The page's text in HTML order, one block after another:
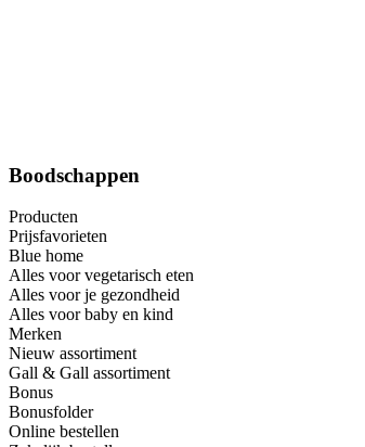
Boodschappen
Producten
Prijsfavorieten
Blue home
Alles voor vegetarisch eten
Alles voor je gezondheid
Alles voor baby en kind
Merken
Nieuw assortiment
Gall & Gall assortiment
Bonus
Bonusfolder
Online bestellen